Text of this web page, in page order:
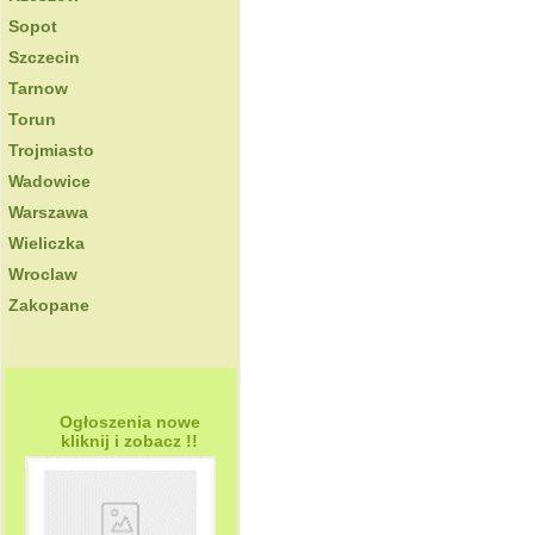
Sopot
Szczecin
Tarnow
Torun
Trojmiasto
Wadowice
Warszawa
Wieliczka
Wroclaw
Zakopane
Ogłoszenia nowe
kliknij i zobacz !!